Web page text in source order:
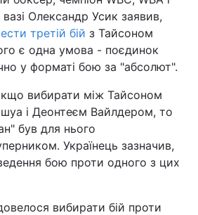
Олександр Усик заявив,
третій бій з Тайсоном
є одна умова - поєдинок
у форматі бою за "абсолют".
вибирати між Тайсоном
і Деонтеєм Вайлдером, то
був для нього
Українець зазначив,
бою проти одного з цих
вибирати бій проти